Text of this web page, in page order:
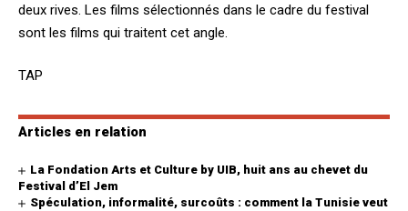
deux rives. Les films sélectionnés dans le cadre du festival
sont les films qui traitent cet angle.
TAP
Articles en relation
La Fondation Arts et Culture by UIB, huit ans au chevet du
Festival d’El Jem
Spéculation, informalité, surcoûts : comment la Tunisie veut